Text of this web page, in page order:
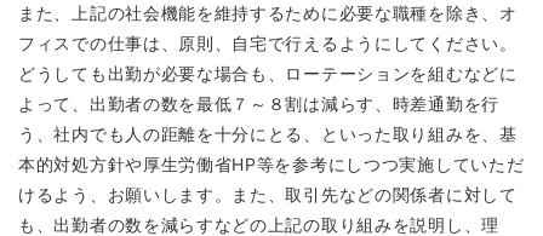
また、上記の社会機能を維持するために必要な職種を除き、オ
フィスでの仕事は、原則、自宅で行えるようにしてください。
どうしても出勤が必要な場合も、ローテーションを組むなどに
よって、出勤者の数を最低７～８割は減らす、時差通勤を行
う、社内でも人の距離を十分にとる、といった取り組みを、基
本的対処方針や厚生労働省HP等を参考にしつつ実施していただ
けるよう、お願いします。また、取引先などの関係者に対して
も、出勤者の数を減らすなどの上記の取り組みを説明し、理